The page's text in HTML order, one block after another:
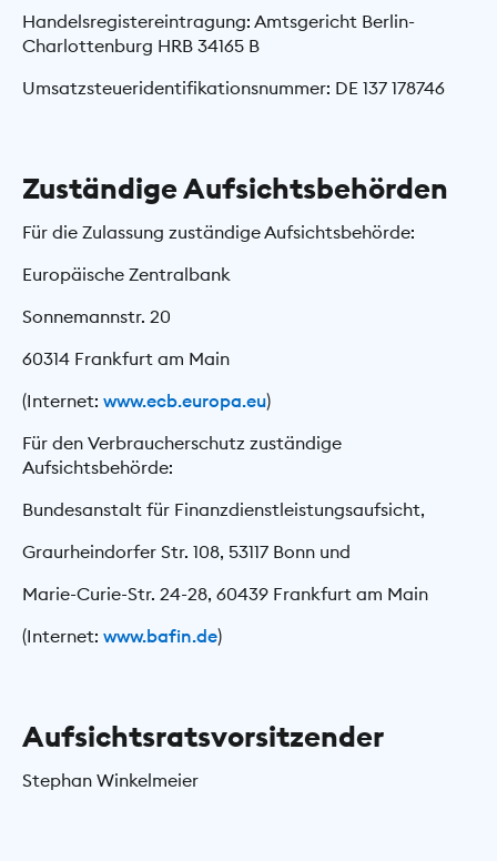
Handelsregistereintragung: Amtsgericht Berlin-
Charlottenburg HRB 34165 B
Umsatzsteueridentifikationsnummer: DE 137 178746
Zuständige Aufsichtsbehörden
Für die Zulassung zuständige Aufsichtsbehörde:
Europäische Zentralbank
Sonnemannstr. 20
60314 Frankfurt am Main
(Internet: www.ecb.europa.eu)
Für den Verbraucherschutz zuständige
Aufsichtsbehörde:
Bundesanstalt für Finanzdienstleistungsaufsicht,
Graurheindorfer Str. 108, 53117 Bonn und
Marie-Curie-Str. 24-28, 60439 Frankfurt am Main
(Internet: www.bafin.de)
Aufsichtsratsvorsitzender
Stephan Winkelmeier